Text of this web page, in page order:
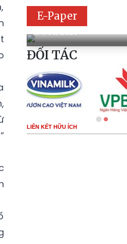
E-Paper
Báo Pháp luật Việt
04/08/2026
ĐỐI TÁC
LIÊN KẾT HỮU ÍCH